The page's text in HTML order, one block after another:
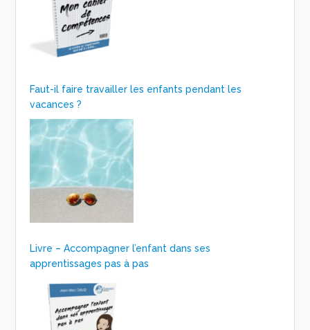
Faut-il faire travailler les enfants pendant les
vacances ?
Livre – Accompagner l’enfant dans ses
apprentissages pas à pas